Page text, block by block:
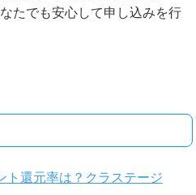
たでも安心して申し込みを行
ト還元率は？クラステージ